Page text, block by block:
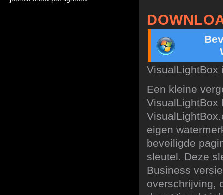
VisualLightBox
Een kleine
VisualLightBox
eigen
beveiligde
sleutel. Deze
Business
overschrijving,